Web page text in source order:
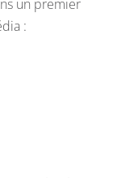
un premier
: